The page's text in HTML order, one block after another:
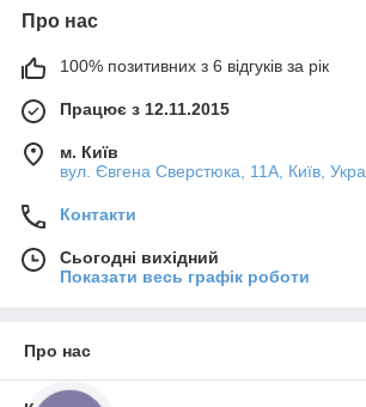
Про нас
100% позитивних з 6 відгуків за рік
Працює з 12.11.2015
м. Київ
вул. Євгена Сверстюка, 11А, Київ,
Контакти
Сьогодні вихідний
Показати весь графік роботи
Про нас